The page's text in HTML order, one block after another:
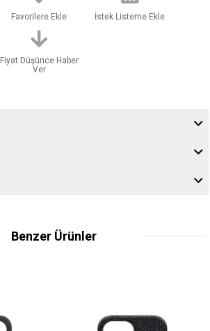
Favorilere Ekle İstek Listeme Ekle
Fiyat Düşünce Haber
Ver
Benzer Ürünler